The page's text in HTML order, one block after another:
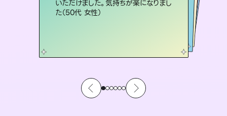
いただけました。気持ちが楽になりまし
た（50代 女性）
しゃるんだなと驚きです（30代女性）
とうございました（40代 女性）